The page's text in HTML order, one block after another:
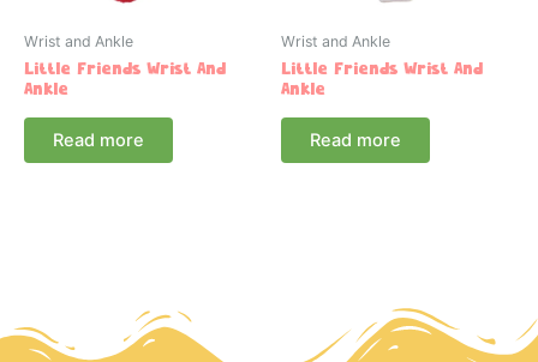
Wrist and Ankle
Little Friends Wrist And
Ankle
Read more
Wrist and Ankle
Little Friends Wrist And
Ankle
Read more